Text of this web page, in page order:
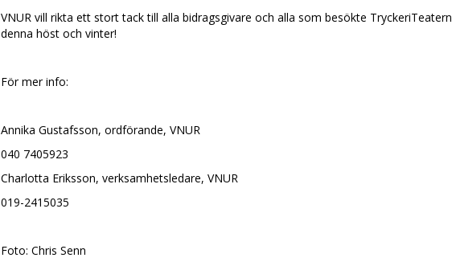
VNUR vill rikta ett stort tack till alla bidragsgivare och alla som besökte TryckeriTeatern
denna höst och vinter!
För mer info:
Annika Gustafsson, ordförande, VNUR
040 7405923
Charlotta Eriksson, verksamhetsledare, VNUR
019-2415035
Foto: Chris Senn